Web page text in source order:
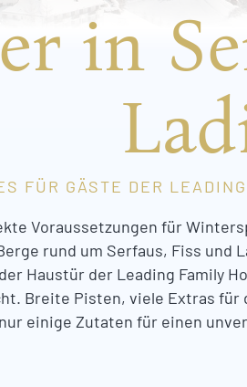
in
FÜR GÄSTE DER
Voraussetzungen für
rund um Serfaus, Fiss und
Haustür der Leading Family
Breite Pisten, viele Extras
einige Zutaten für einen